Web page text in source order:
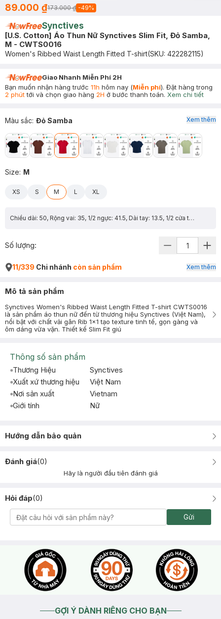
89.000 ₫173.000 ₫ -49%
Synctives
[U.S. Cotton] Áo Thun Nữ Synctives Slim Fit, Đỏ Samba,
M - CWTS0016
Women's Ribbed Waist Length Fitted T-shirt(SKU: 422282115)
Giao Nhanh Miễn Phí 2H
Bạn muốn nhận hàng trước 11h hôm nay (Miễn phí). Đặt hàng trong
2 phúttới và chọn giao hàng 2H ở bước thanh toán. Xem chi tiết
Màu sắc: Đỏ Samba
Size: M
XS S M L XL
Chiều dài: 50, Rộng vai: 35, 1/2 ngực: 41.5, Dài tay: 13.5, 1/2 cửa tay: 14
Xem thêm
Số lượng:
11/339 Chi nhánh còn sản phẩm Xem thêm
Mô tả sản phẩm
Synctives Women's Ribbed Waist Length Fitted T-shirt CWTS0016
là sản phẩm áo thun nữ đến từ thương hiệu Synctives (Việt Nam),
nổi bật với chất vải gân Rib 1x1 tạo texture tinh tế, gọn gàng và
ôm dáng vừa vặn. Thiết kế Slim Fit giú
Thông số sản phẩm
Thương Hiệu
Synctives
Xuất xứ thương hiệu
Việt Nam
Nơi sản xuất
Vietnam
Giới tính
Nữ
Hướng dẫn bảo quản
Đánh giá(0)
Hãy là người đầu tiên đánh giá
Hỏi đáp(0)
Gửi
GỢI Ý DÀNH RIÊNG CHO BẠN